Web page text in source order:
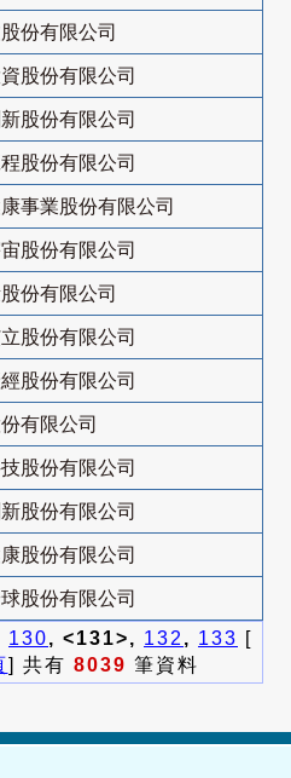
份有限公司
股份有限公司
股份有限公司
股份有限公司
事業股份有限公司
股份有限公司
份有限公司
股份有限公司
股份有限公司
有限公司
股份有限公司
股份有限公司
股份有限公司
股份有限公司
130, <131>, 132 , 133 [
] 共有 8039 筆資料